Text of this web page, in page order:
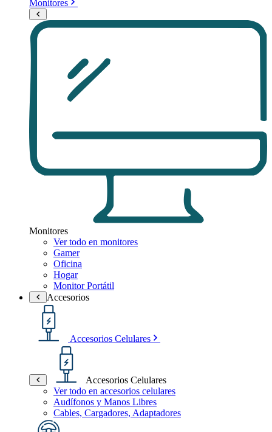
Monitores
Monitores
Ver todo en monitores
Gamer
Oficina
Hogar
Monitor Portátil
Accesorios
Accesorios Celulares
Accesorios Celulares
Ver todo en accesorios celulares
Audífonos y Manos Libres
Cables, Cargadores, Adaptadores